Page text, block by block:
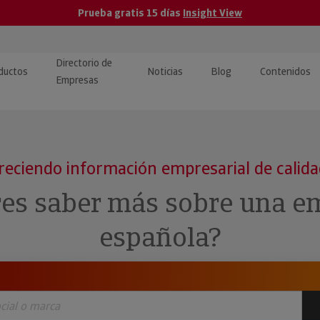
Prueba gratis 15 días Insight View
y ERP
· Recuperación de
Directorio de
Empresas
Noticias Blog Contenidos
Pública
Investigada
información empresarial de
saber más sobre una
española?